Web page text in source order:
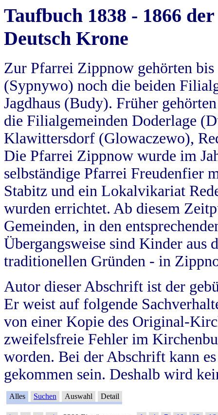
Taufbuch 1838 - 1866
Deutsch Krone
Zur Pfarrei Zippnow gehörten
(Sypnywo) noch die beiden
Jagdhaus (Budy). Früher
die Filialgemeinden Doderlage
Klawittersdorf (Glowaczewo),
Die Pfarrei Zippnow wurde im
selbständige Pfarrei Freudenfier
Stabitz und ein Lokalvikariat
wurden errichtet. Ab diesem
Gemeinden, in den
Übergangsweise sind Kinder aus
traditionellen Gründen - in
Autor dieser Abschrift ist der
Er weist auf folgende
von einer Kopie des Original-
zweifelsfreie Fehler im
worden. Bei der Abschrift kann
gekommen sein. Deshalb wird
Alles Suchen Auswahl Detail